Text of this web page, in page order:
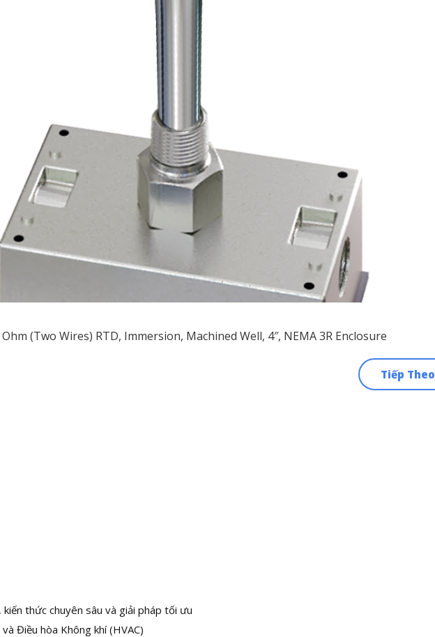
Ohm (Two Wires) RTD, Immersion, Machined Well, 4″, NEMA 3R Enclosure
Tiếp Theo
thức chuyên sâu và giải pháp tối ưu
Điều hòa Không khí (HVAC)